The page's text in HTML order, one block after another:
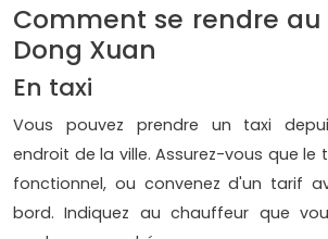
Comment se rendre
Dong Xuan
En taxi
Vous pouvez prendre un taxi
endroit de la ville. Assurez-vous que le
fonctionnel, ou convenez d'un tarif
bord. Indiquez au chauffeur que